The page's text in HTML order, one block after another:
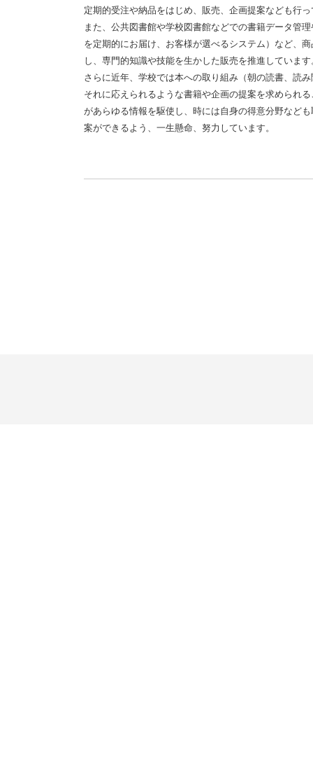
定期的受注や納品をはじめ、販売、企画提案なども行
また、公共図書館や学校図書館などでの書籍データ管
を定期的にお届け、お客様が選べるシステム）など、
し、専門的知識や技能を生かした販売を推進しています
さらに近年、学校では本への取り組み（朝の読書、読
それに応えられるような書籍や企画の提案を求められ
があらゆる情報を駆使し、時には自身の得意分野など
案ができるよう、一生懸命、努力しています。